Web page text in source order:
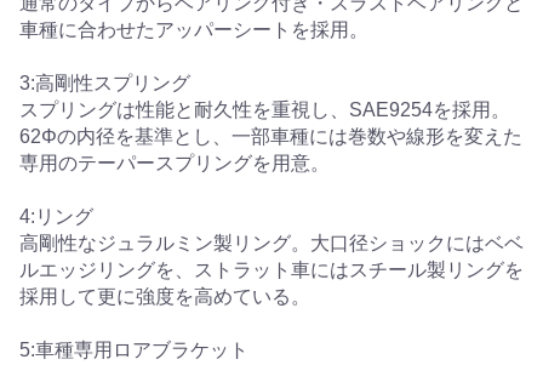
車種に合わせたアッパーシートを採用。
3:高剛性スプリング
スプリングは性能と耐久性を重視し、SAE9254を採用。
62Φの内径を基準とし、一部車種には巻数や線形を変えた
専用のテーパースプリングを用意。
4:リング
高剛性なジュラルミン製リング。大口径ショックにはベベ
ルエッジリングを、ストラット車にはスチール製リングを
採用して更に強度を高めている。
5:車種専用ロアブラケット